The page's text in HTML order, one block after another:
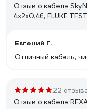
Отзыв о кабеле
4x2x0,46, FLUKE
Евгений Г.
Отличный кабель,
22 отзыва
Отзыв о кабеле